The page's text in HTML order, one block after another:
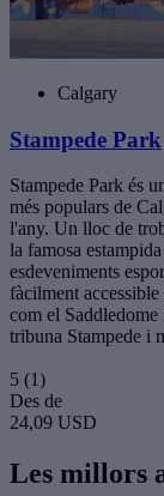
Calgary
Stampede Park
Stampede Park és
més populars de
l'any. Un lloc de
la famosa
esdeveniments
fàcilment
com el
tribuna Stampede i
5 (1)
Des de
24,09 USD
Les millors